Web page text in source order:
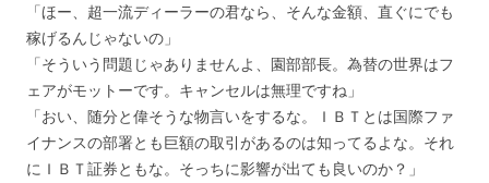
「ほー、超一流ディーラーの君なら、そんな金額、直ぐにでも
稼げるんじゃないの」
「そういう問題じゃありませんよ、園部部長。為替の世界はフ
ェアがモットーです。キャンセルは無理ですね」
「おい、随分と偉そうな物言いをするな。ＩＢＴとは国際ファ
イナンスの部署とも巨額の取引があるのは知ってるよな。それ
にＩＢＴ証券ともな。そっちに影響が出ても良いのか？」